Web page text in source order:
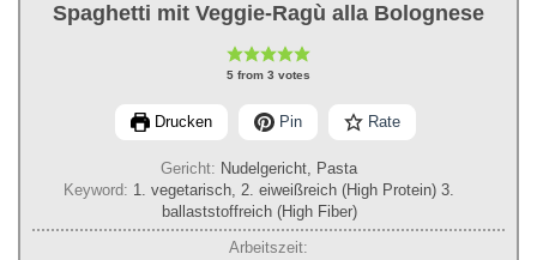
Spaghetti mit Veggie-Ragù alla Bolognese
5 from 3 votes
Drucken Pin Rate
Gericht: Nudelgericht, Pasta
Keyword: 1. vegetarisch, 2. eiweißreich (High Protein) 3.
ballaststoffreich (High Fiber)
Arbeitszeit: